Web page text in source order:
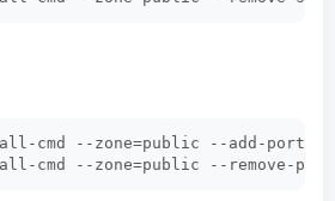
cmd --zone=public --add-port=
cmd --zone=public --remove-